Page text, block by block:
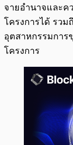
จายอำนาจและค
โครงการได้ รวม
อุตสาหกรรมการ
โครงการ